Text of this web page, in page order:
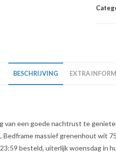
BESCHRIJVING EXTRA
van een goede nachtrust te
massief grenenhout wit
besteld, uiterlijk woensdag in